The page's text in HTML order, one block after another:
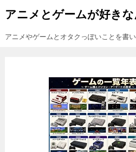
アニメとゲームが好き
アニメやゲームとオタクっぽいことを書